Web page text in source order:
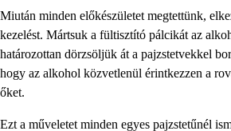
Miután minden előkészületet megtettünk,
kezelést. Mártsuk a fültisztító pálcikát az
határozottan dörzsöljük át a pajzstetvekkel
hogy az alkohol közvetlenül érintkezzen a
őket.
Ezt a műveletet minden egyes pajzstetűnél